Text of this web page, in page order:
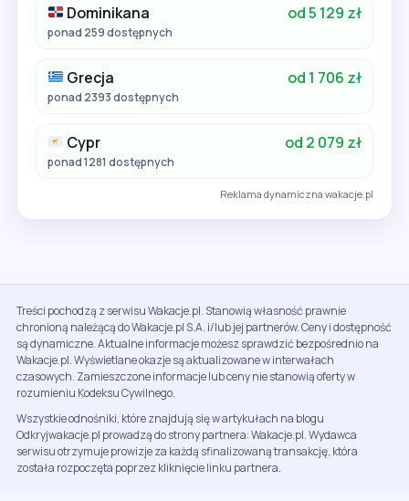
Dominikana od 5 129 zł
ponad 259 dostępnych
Grecja od 1 706 zł
ponad 2393 dostępnych
Cypr od 2 079 zł
ponad 1281 dostępnych
Reklama dynamiczna wakacje.pl
Treści pochodzą z serwisu Wakacje.pl. Stanowią własność prawnie
chronioną należącą do Wakacje.pl S.A. i/lub jej partnerów. Ceny i dostępność
są dynamiczne. Aktualne informacje możesz sprawdzić bezpośrednio na
Wakacje.pl. Wyświetlane okazje są aktualizowane w interwałach
czasowych. Zamieszczone informacje lub ceny nie stanowią oferty w
rozumieniu Kodeksu Cywilnego.
Wszystkie odnośniki, które znajdują się w artykułach na blogu
Odkryjwakacje.pl prowadzą do strony partnera: Wakacje.pl. Wydawca
serwisu otrzymuje prowizje za każdą sfinalizowaną transakcję, która
została rozpoczęta poprzez kliknięcie linku partnera.